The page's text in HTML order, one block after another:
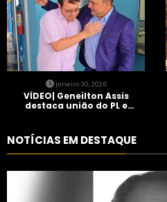
janeiro 30, 2026
VÍDEO| Geneilton Assis
destaca união do PL e
NOTÍCIAS EM DESTAQUE